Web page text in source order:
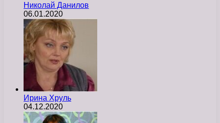
Николай Данилов
06.01.2020
Ирина Хруль
04.12.2020